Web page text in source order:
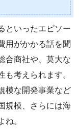
といったエピソー
用がかかる話を聞
合商社や、莫大な
考えられます。
模な開発事業など
規模、さらには海
ね。